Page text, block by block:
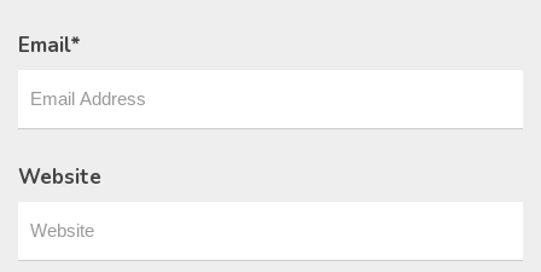
Email*
Website